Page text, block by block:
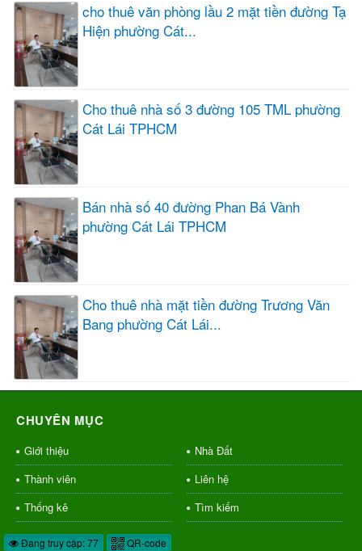
cho thuê văn phòng lầu 2 mặt tiền đường Tạ
Hiện phường Cát...
Cho thuê nhà số 3 đường 105 TML phường
Cát Lái TPHCM
Bán nhà số 40 đường Phan Bá Vành
phường Cát Lái TPHCM
Cho thuê nhà mặt tiền đường Trương Văn
Bang phường Cát Lái...
CHUYÊN MỤC
Giới thiệu
Nhà Đất
Thành viên
Liên hệ
Thống kê
Tìm kiếm
Đang truy cập: 77 QR-code